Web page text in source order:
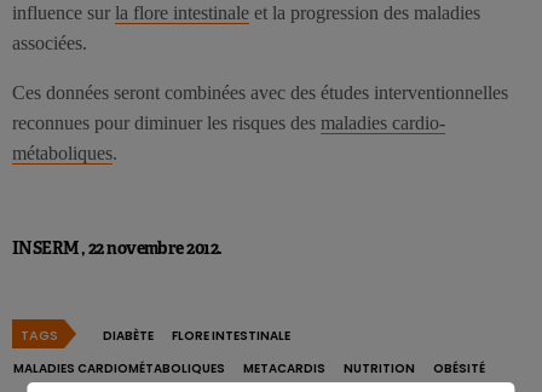
influence sur la flore intestinale et la progression des maladies
associées.
Ces données seront combinées avec des études interventionnelles
reconnues pour diminuer les risques des maladies cardio-
métaboliques.
INSERM , 22 novembre 2012.
TAGS DIABÈTE
FLORE INTESTINALE
MALADIES CARDIOMÉTABOLIQUES
METACARDIS NUTRITION OBÉSITÉ